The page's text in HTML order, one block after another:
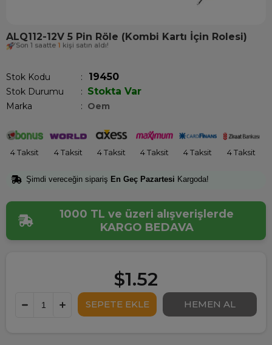
ALQ112-12V 5 Pin Röle (Kombi Kartı İçin Rolesi)
Son 1 saatte 1 kişi satın aldı!
Stok Kodu 19450
Stok Durumu : Stokta Var
Marka : Oem
4 Taksit 4 Taksit 4 Taksit 4 Taksit 4 Taksit 4 Taksit
Şimdi vereceğin sipariş En Geç Pazartesi Kargoda!
1000 TL ve üzeri alışverişlerde
KARGO BEDAVA
$1.52